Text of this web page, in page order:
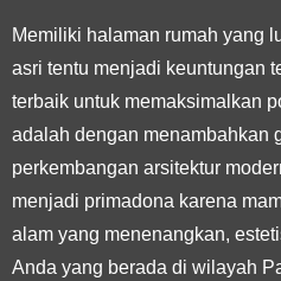
Memiliki halaman rumah yang
asri tentu menjadi keuntungan
terbaik untuk memaksimalkan
adalah dengan menambahkan
perkembangan arsitektur
menjadi primadona karena
alam yang menenangkan,
Anda yang berada di wilayah